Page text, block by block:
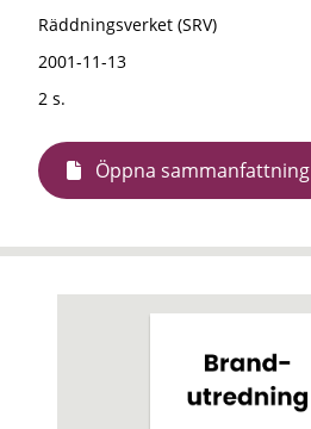
Räddningsverket (SRV)
2001-11-13
2 s.
Öppna sammanfattning